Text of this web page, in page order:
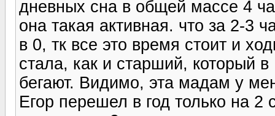
дневных сна в общей массе 4
она такая активная. что за 2-3
в 0, тк все это время стоит и
стала, как и старший, который
бегают. Видимо, эта мадам у
Егор перешел в год только на